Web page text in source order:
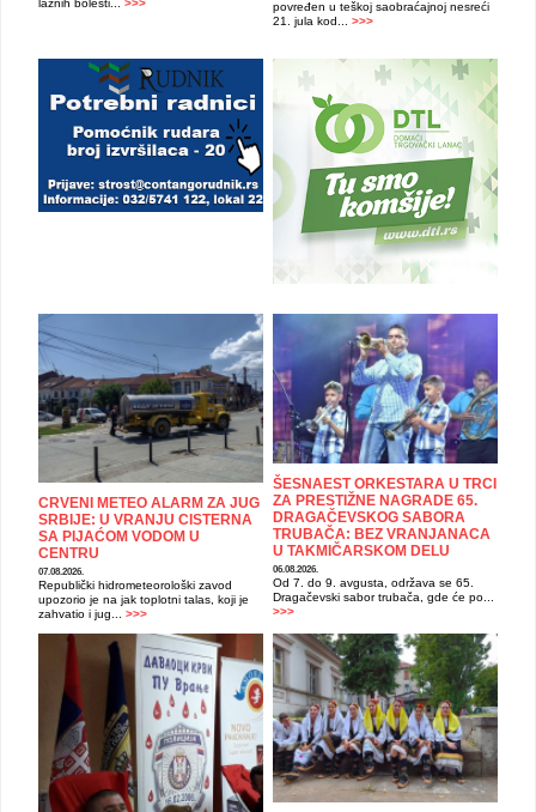
lažnih bolesti... >>>
povređen u teškoj saobraćajnoj nesreći
21. jula kod... >>>
CRVENI METEO ALARM ZA JUG
SRBIJE: U VRANJU CISTERNA
SA PIJAĆOM VODOM U
CENTRU
07.08.2026.
Republički hidrometeorološki zavod
upozorio je na jak toplotni talas, koji je
zahvatio i jug... >>>
ŠESNAEST ORKESTARA U TRCI
ZA PRESTIŽNE NAGRADE 65.
DRAGAČEVSKOG SABORA
TRUBAČA: BEZ VRANJANACA
U TAKMIČARSKOM DELU
06.08.2026.
Od 7. do 9. avgusta, održava se 65.
Dragačevski sabor trubača, gde će po...
>>>